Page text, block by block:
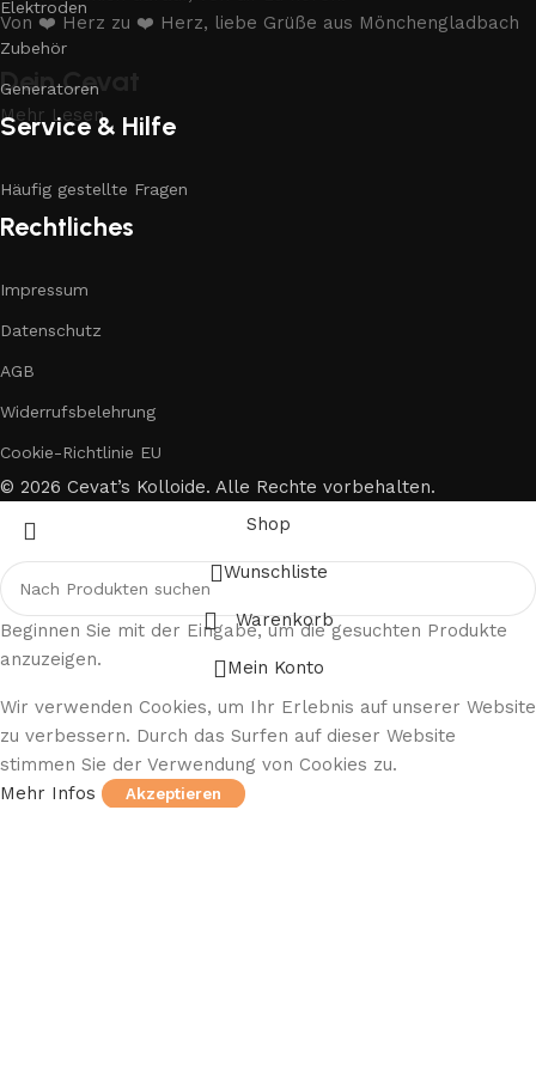
Von ❤️ Herz zu ❤️ Herz, liebe Grüße aus Mönchengladbach
Dein Cevat
Mehr Lesen
Elektroden
Zubehör
Generatoren
Service & Hilfe
Häufig gestellte Fragen
Rechtliches
Impressum
Datenschutz
AGB
Widerrufsbelehrung
Cookie-Richtlinie EU
© 2026 Cevat’s Kolloide. Alle Rechte vorbehalten.
Beginnen Sie mit der Eingabe, um die gesuchten Produkte
anzuzeigen.
Shop
Wunschliste
Warenkorb
Mein Konto
Wir verwenden Cookies, um Ihr Erlebnis auf unserer Website
zu verbessern. Durch das Surfen auf dieser Website
stimmen Sie der Verwendung von Cookies zu.
Mehr Infos
Akzeptieren